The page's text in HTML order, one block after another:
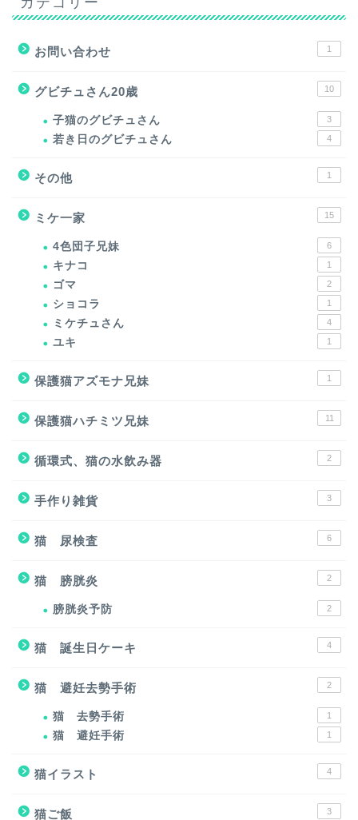
お問い合わせ 1
グビチュさん20歳 10
子猫のグビチュさん 3
若き日のグビチュさん 4
その他 1
ミケ一家 15
4色団子兄妹 6
キナコ 1
ゴマ 2
ショコラ 1
ミケチュさん 4
ユキ 1
保護猫アズモナ兄妹 1
保護猫ハチミツ兄妹 11
循環式、猫の水飲み器 2
手作り雑貨 3
猫 尿検査 6
猫 膀胱炎 2
膀胱炎予防 2
猫 誕生日ケーキ 4
猫 避妊去勢手術 2
猫 去勢手術 1
猫 避妊手術 1
猫イラスト 4
猫ご飯 3